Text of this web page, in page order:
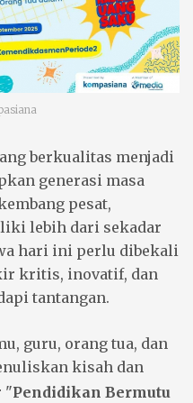
berkualitas menjadi
generasi masa
pesat,
lebih dari sekadar
hari ini perlu dibekali
kritis, inovatif, dan
tantangan.
guru, orang tua, dan
kisah dan
"Pendidikan Bermutu